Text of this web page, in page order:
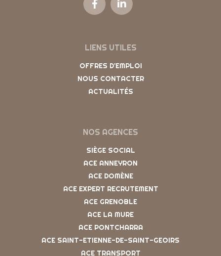
LIENS UTILES
OFFRES D'EMPLOI
NOUS CONTACTER
ACTUALITÉS
NOS AGENCES
SIÈGE SOCIAL
ACE ANNEYRON
ACE DOMÈNE
ACE EXPERT RECRUTEMENT
ACE GRENOBLE
ACE LA MURE
ACE PONTCHARRA
ACE SAINT-ETIENNE-DE-SAINT-GEOIRS
ACE TRANSPORT